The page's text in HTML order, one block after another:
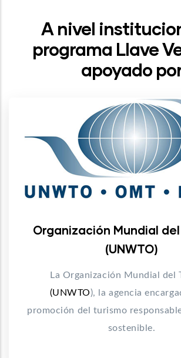
A nivel
programa Llave
apoyado
Organización Mundial
(UNWTO)
La Organización Mundial del
(UNWTO), la agencia
promoción del turismo
sostenible.